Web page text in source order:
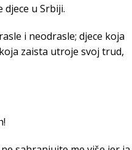
djece u Srbiji.
i neodrasle; djece koja
zaista utroje svoj trud,